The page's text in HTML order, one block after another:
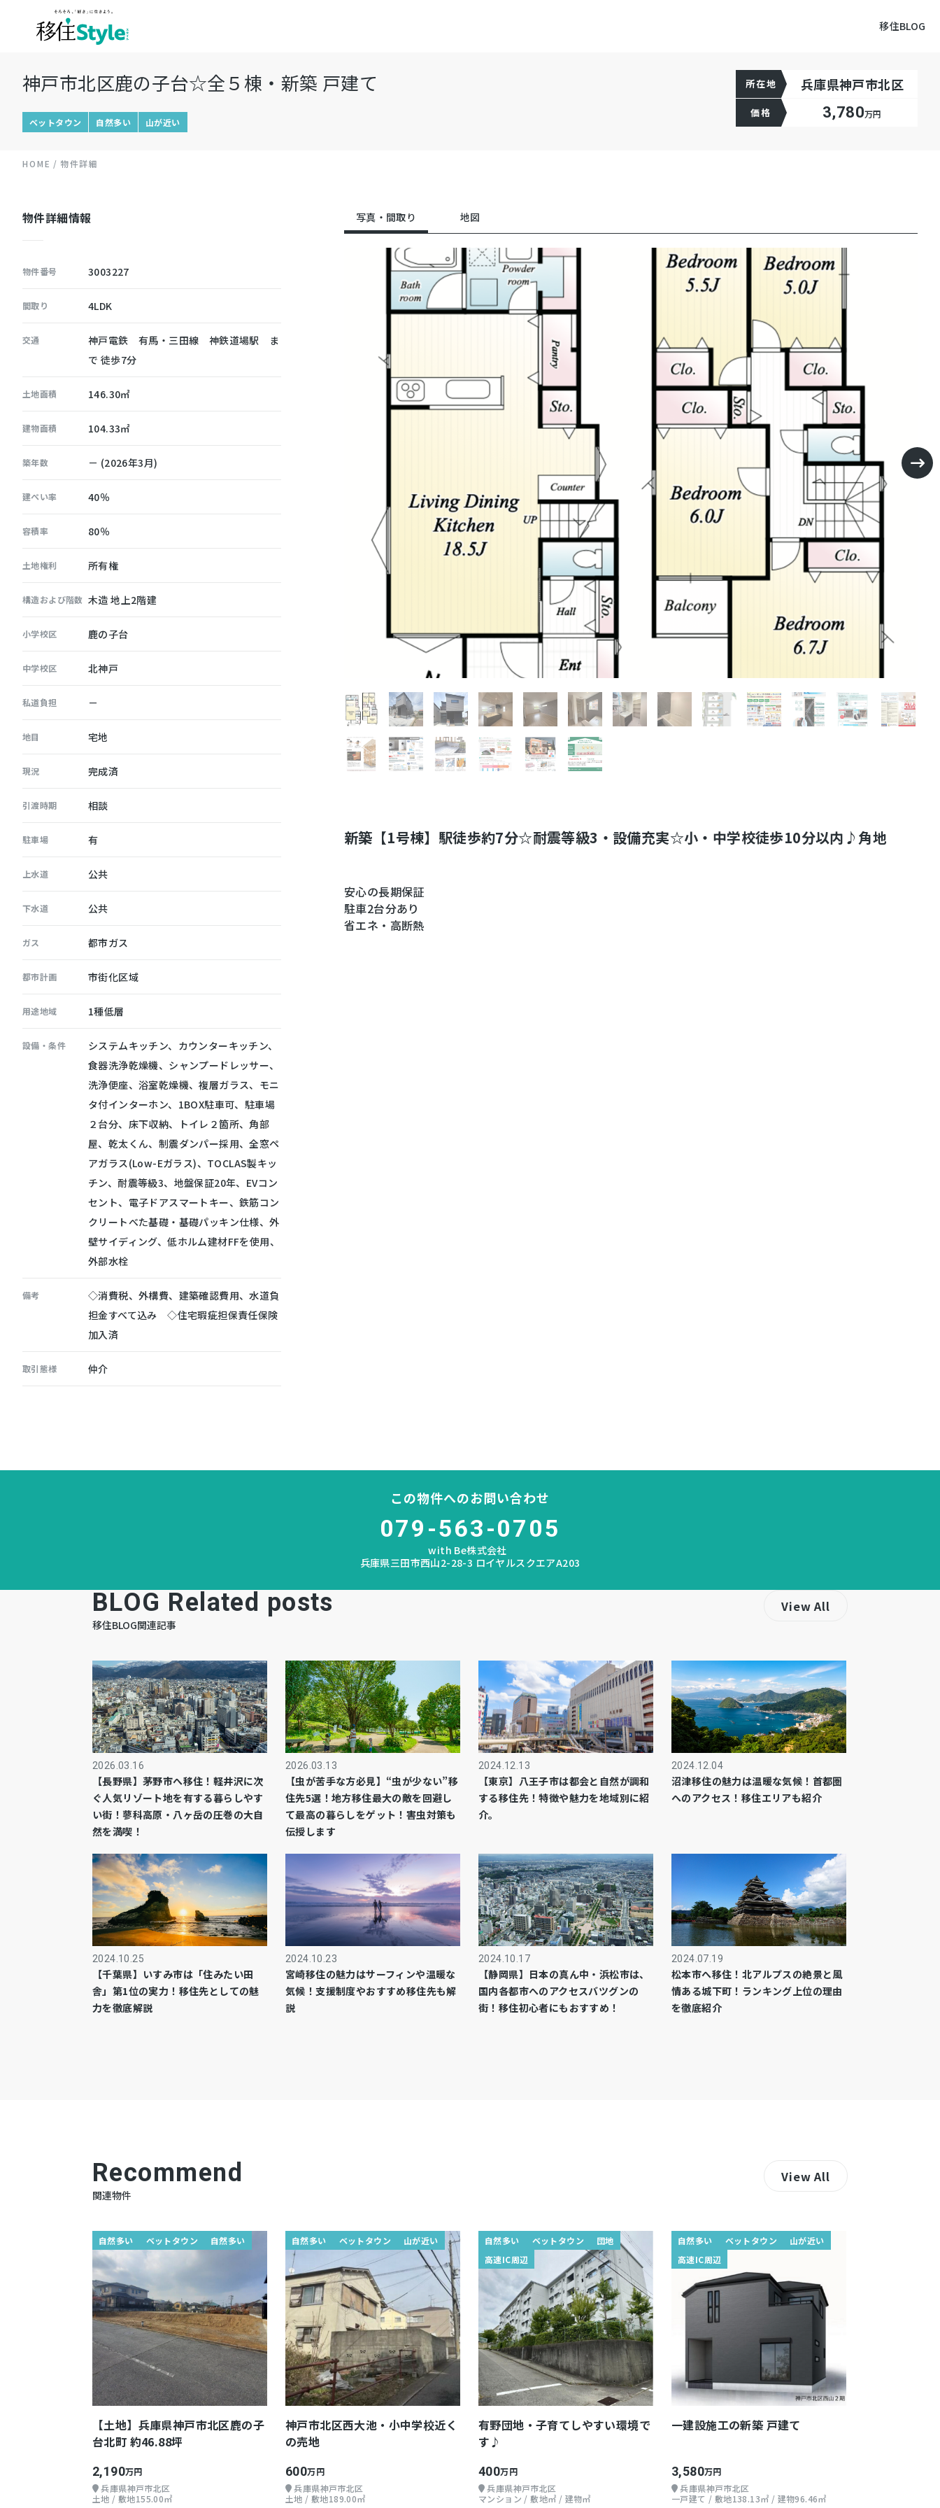
移住BLOG
神戸市北区鹿の子台☆全５棟・新築 戸建て
ベットタウン 自然多い 山が近い
所在地 兵庫県神戸市北区
価格 3,780万円
HOME 物件詳細
写真・間取り 地図
新築【1号棟】駅徒歩約7分☆耐震等級3・設備充実☆小・中学校徒歩10分以内♪角地
安心の長期保証
駐車2台分あり
省エネ・高断熱
物件詳細情報
物件番号 3003227
間取り 4LDK
交通
神戸電鉄 有馬・三田線 神鉄道場駅 ま
で 徒歩7分
土地面積 146.30㎡
建物面積 104.33㎡
築年数 － (2026年3月)
建ぺい率 40％
容積率 80％
土地権利 所有権
構造および階数 木造 地上2階建
小学校区 鹿の子台
中学校区 北神戸
私道負担 －
地目 宅地
現況 完成済
引渡時期 相談
駐車場 有
上水道 公共
下水道 公共
ガス 都市ガス
都市計画 市街化区域
用途地域 1種低層
設備・条件
システムキッチン、カウンターキッチン、
食器洗浄乾燥機、シャンプードレッサー、
洗浄便座、浴室乾燥機、複層ガラス、モニ
タ付インターホン、1BOX駐車可、駐車場
２台分、床下収納、トイレ２箇所、角部
屋、乾太くん、制震ダンパー採用、全窓ペ
アガラス(Low-Eガラス)、TOCLAS製キッ
チン、耐震等級3、地盤保証20年、EVコン
セント、電子ドアスマートキー、鉄筋コン
クリートべた基礎・基礎パッキン仕様、外
壁サイディング、低ホルム建材FFを使用、
外部水栓
備考
◇消費税、外構費、建築確認費用、水道負
担金すべて込み ◇住宅瑕疵担保責任保険
加入済
取引態様 仲介
この物件へのお問い合わせ
079-563-0705
with Be株式会社
兵庫県三田市西山2-28-3 ロイヤルスクエアA203
BLOG Related posts
移住BLOG関連記事
2026.03.16
【長野県】茅野市へ移住！軽井沢に次
ぐ人気リゾート地を有する暮らしやす
い街！蓼科高原・八ヶ岳の圧巻の大自
然を満喫！
2026.03.13
【虫が苦手な方必見】“虫が少ない”移
住先5選！地方移住最大の敵を回避し
て最高の暮らしをゲット！害虫対策も
伝授します
2024.12.13
【東京】八王子市は都会と自然が調和
する移住先！特徴や魅力を地域別に紹
介。
2024.12.04
沼津移住の魅力は温暖な気候！首都圏
へのアクセス！移住エリアも紹介
2024.10.25
【千葉県】いすみ市は「住みたい田
舎」第1位の実力！移住先としての魅
力を徹底解説
2024.10.23
宮崎移住の魅力はサーフィンや温暖な
気候！支援制度やおすすめ移住先も解
説
2024.10.17
【静岡県】日本の真ん中・浜松市は、
国内各都市へのアクセスバツグンの
街！移住初心者にもおすすめ！
2024.07.19
松本市へ移住！北アルプスの絶景と風
情ある城下町！ランキング上位の理由
を徹底紹介
View All
Recommend
関連物件
自然多い ベットタウン 自然多い
【土地】兵庫県神戸市北区鹿の子
台北町 約46.88坪
2,190万円
兵庫県神戸市北区
土地 / 敷地155.00㎡
自然多い ベットタウン 山が近い
神戸市北区西大池・小中学校近く
の売地
600万円
兵庫県神戸市北区
土地 / 敷地189.00㎡
自然多い ベットタウン
団地
高速IC周辺
有野団地・子育てしやすい環境で
す♪
400万円
兵庫県神戸市北区
マンション / 敷地㎡ / 建物㎡
自然多い ベットタウン
山が近い
高速IC周辺
一建設施工の新築 戸建て
3,580万円
兵庫県神戸市北区
一戸建て / 敷地138.13㎡ / 建物96.46㎡
View All